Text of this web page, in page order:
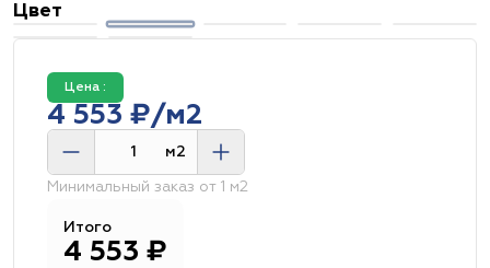
Цвет
Цена :
4 553 ₽/м2
м2
Минимальный заказ от 1 м2
Итого
4 553 ₽